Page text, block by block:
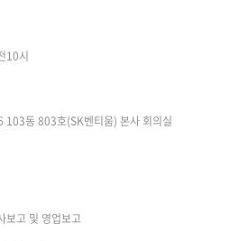
10시
103동 803호(SK벤티움) 본사 회의실
및 영업보고